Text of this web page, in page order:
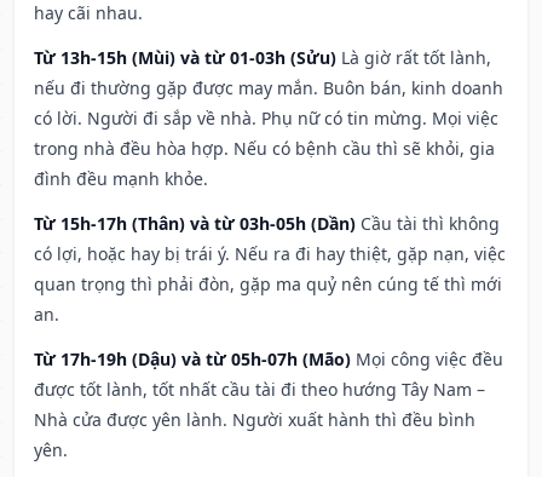
hay cãi nhau.
Từ 13h-15h (Mùi) và từ 01-03h (Sửu) Là giờ rất tốt lành,
nếu đi thường gặp được may mắn. Buôn bán, kinh doanh
có lời. Người đi sắp về nhà. Phụ nữ có tin mừng. Mọi việc
trong nhà đều hòa hợp. Nếu có bệnh cầu thì sẽ khỏi, gia
đình đều mạnh khỏe.
Từ 15h-17h (Thân) và từ 03h-05h (Dần) Cầu tài thì không
có lợi, hoặc hay bị trái ý. Nếu ra đi hay thiệt, gặp nạn, việc
quan trọng thì phải đòn, gặp ma quỷ nên cúng tế thì mới
an.
Từ 17h-19h (Dậu) và từ 05h-07h (Mão) Mọi công việc đều
được tốt lành, tốt nhất cầu tài đi theo hướng Tây Nam –
Nhà cửa được yên lành. Người xuất hành thì đều bình
yên.